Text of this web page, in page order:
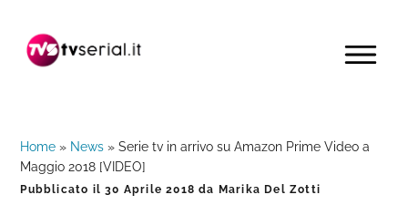
navigazione
contenuto
barra
MENU
Home » News »Serie tv in arrivo su Amazon Prime Video a
Maggio 2018 [VIDEO]
Pubblicato il30 Aprile 2018 da Marika Del Zotti